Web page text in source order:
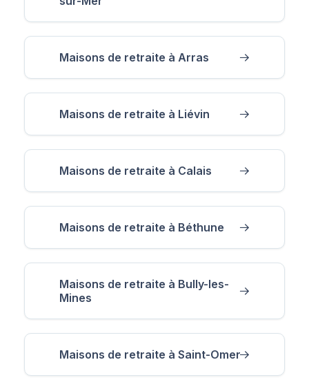
Maisons de retraite à Arras
Maisons de retraite à Liévin
Maisons de retraite à Calais
Maisons de retraite à Béthune
Maisons de retraite à Bully-les-
Mines
Maisons de retraite à Saint-Omer